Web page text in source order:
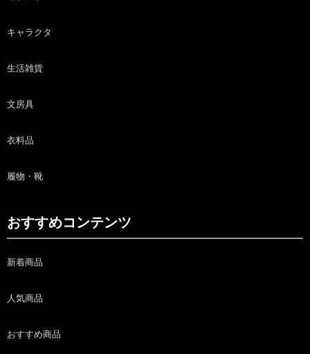
キャラクタ
生活雑貨
文房具
衣料品
履物・靴
おすすめコンテンツ
新着商品
人気商品
おすすめ商品